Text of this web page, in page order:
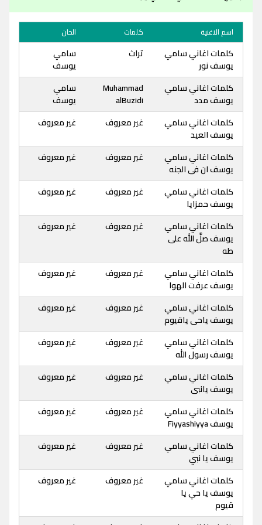
اسم الاغنية كلمات الحان
كلمات اغاني سامي
يوسف نور
تراث
سامي
يوسف
كلمات اغاني سامي
يوسف مدد
Muhammad
alBuzidi
سامي
يوسف
كلمات اغاني سامي
يوسف العيد
غير معروف غير معروف
كلمات اغاني سامي
يوسف ان فى الجنه
غير معروف غير معروف
كلمات اغاني سامي
يوسف حمزايا
غير معروف غير معروف
كلمات اغاني سامي
يوسف صلَّ الله على
طه
غير معروف غير معروف
كلمات اغاني سامي
يوسف عرفت الهوا
غير معروف غير معروف
كلمات اغاني سامي
يوسف ياحى ياقيوم
غير معروف غير معروف
كلمات اغاني سامي
يوسف رسول الله
غير معروف غير معروف
كلمات اغاني سامي
يوسف يانبى
غير معروف غير معروف
كلمات اغاني سامي
يوسف Fiyyashiyya
غير معروف غير معروف
كلمات اغاني سامي
يوسف يا نبي
غير معروف غير معروف
كلمات اغاني سامي
يوسف يا حي يا
قيوم
غير معروف غير معروف